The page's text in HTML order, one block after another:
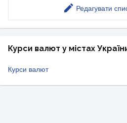
Редагувати
Курси валют у містах
Курси валют